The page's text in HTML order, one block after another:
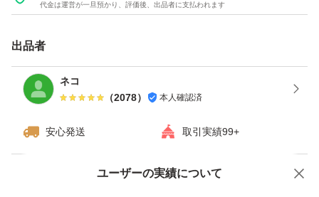
代金は運営が一旦預かり、評価後、出品者に支払われます
出品者
ネコ
（2078） 本人確認済
安心発送 取引実績99+
ユーザーの実績について
価格の相談 商品への質問